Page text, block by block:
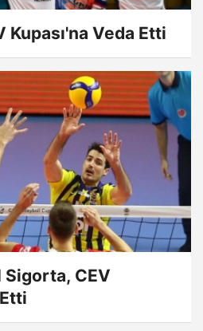
Kupası'na Veda Etti
Sigorta, CEV